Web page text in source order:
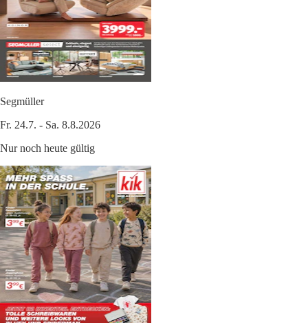
Segmüller
Fr. 24.7. - Sa. 8.8.2026
Nur noch heute gültig